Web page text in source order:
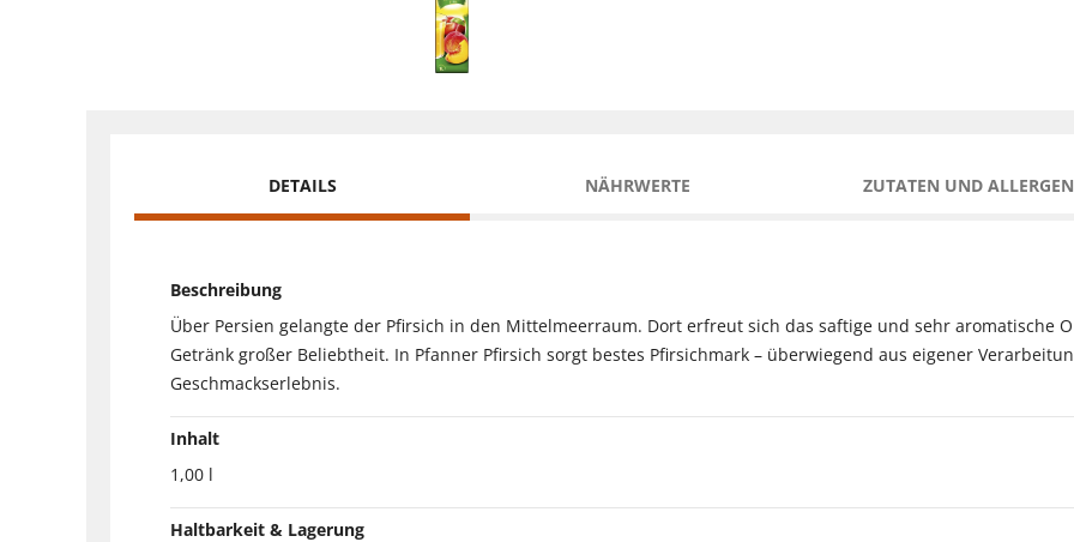
DETAILS NÄHRWERTE ZUTATEN UND
Beschreibung
Über Persien gelangte der Pfirsich in den Mittelmeerraum. Dort erfreut sich das saftige und sehr aromatische
Getränk großer Beliebtheit. In Pfanner Pfirsich sorgt bestes Pfirsichmark – überwiegend aus eigener
Geschmackserlebnis.
Inhalt
1,00 l
Haltbarkeit & Lagerung